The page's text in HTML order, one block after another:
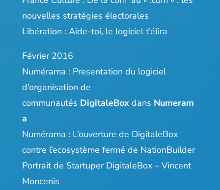
nouvelles stratégies électorales
Libération : Aide-toi, le logiciel t’élira
Février 2016
Numérama : Presentation du logiciel
d’organisation de
communautés DigitaleBoxdans Numeram
a
Numérama : L’ouverture de DigitaleBox
contre l’ecosystème fermé de NationBuilder
Portrait de Startuper DigitaleBox – Vincent
Moncenis